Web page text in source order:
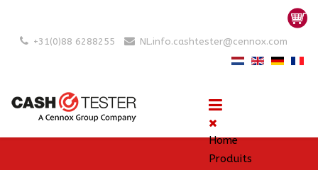
+31(0)88 6288255 NL.info.cashtester@cennox.com
Home
Produits